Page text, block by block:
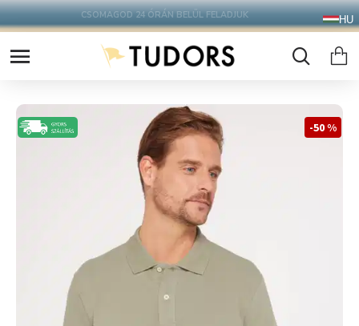
10.000 Ft FELETT INGYENES SZÁLLÍTÁS
FOXPOST CSOMAGAUTOMATÁBA !
HU
-50 %